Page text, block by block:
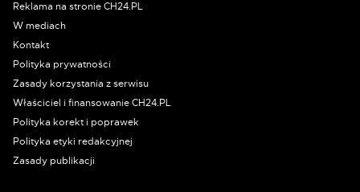
Reklama na stronie CH24.PL
W mediach
Kontakt
Polityka prywatności
Zasady korzystania z serwisu
Właściciel i finansowanie CH24.PL
Polityka korekt i poprawek
Polityka etyki redakcyjnej
Zasady publikacji